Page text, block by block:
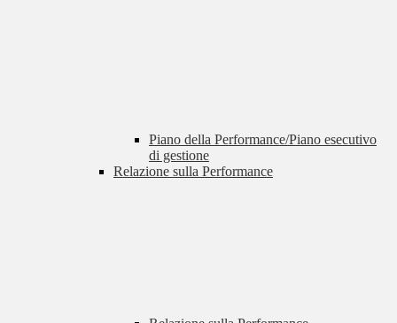
Piano della Performance/Piano esecutivo
di gestione
Relazione sulla Performance